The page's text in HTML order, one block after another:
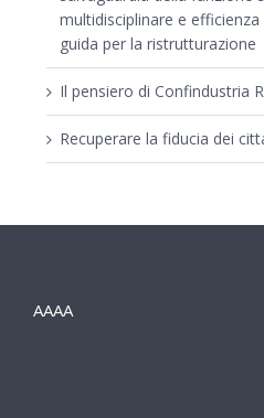
multidisciplinare e
guida per la ristrutturazione
Il pensiero di Confindustria
Recuperare la fiducia dei
AAAA